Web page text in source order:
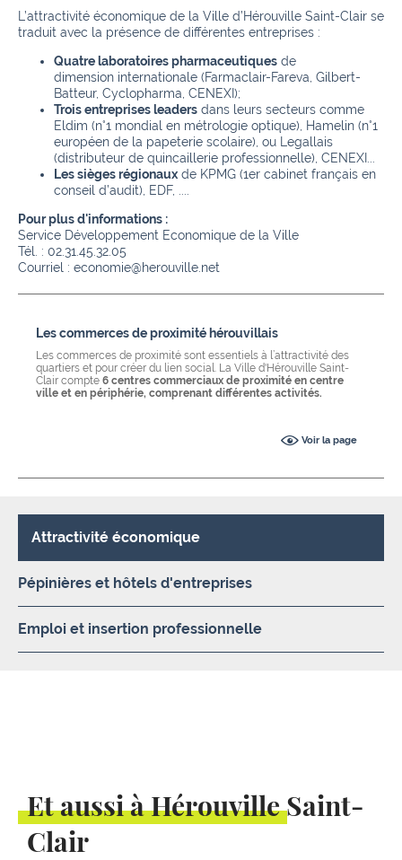
L’attractivité économique de la Ville d’Hérouville Saint-Clair se
traduit avec la présence de différentes entreprises :
Quatre laboratoires pharmaceutiques de
dimension internationale (Farmaclair-Fareva, Gilbert-
Batteur, Cyclopharma, CENEXI);
Trois entreprises leaders dans leurs secteurs comme
Eldim (n°1 mondial en métrologie optique), Hamelin (n°1
européen de la papeterie scolaire), ou Legallais
(distributeur de quincaillerie professionnelle), CENEXI...
Les sièges régionaux de KPMG (1er cabinet français en
conseil d’audit), EDF, ....
Pour plus d'informations :
Service Développement Economique de la Ville
Tél. : 02.31.45.32.05
Courriel : economie@herouville.net
Les commerces de proximité hérouvillais
Les commerces de proximité sont essentiels à l’attractivité des
quartiers et pour créer du lien social. La Ville d'Hérouville Saint-
Clair compte 6 centres commerciaux de proximité en centre
ville et en périphérie, comprenant différentes activités.
Voir la page
Attractivité économique
Pépinières et hôtels d'entreprises
Emploi et insertion professionnelle
Et aussi à Hérouville Saint-
Clair